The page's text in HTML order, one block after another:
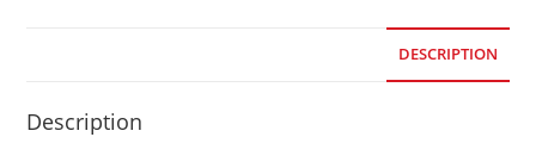
DESCRIPTION
Description